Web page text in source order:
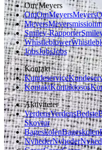
Om Meyers
OmOmMeyersMeyers
MeyersMeyersmission
Smiley-Rapporter
Whistleblower
JobsJobsJobs
Kontakt
Kundeservice
KontaktKontaktosos
Aktiviteter
VerdensVerdensBedste
Skovtur
BageskolenBageskolen
NyhederNyheder